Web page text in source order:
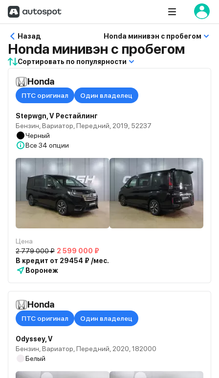
Назад Honda минивэн с пробегом
Honda минивэн с пробегом
Сортировать по популярности
Honda
ПТС оригинал Один владелец
Stepwgn, V Рестайлинг
Бензин, Вариатор, Передний, 2019, 52237
Черный
Все 34 опции
Цена
2 779 000 ₽ 2 599 000 ₽
В кредит от 29454 ₽ /мес.
Воронеж
Honda
ПТС оригинал Один владелец
Odyssey, V
Бензин, Вариатор, Передний, 2020, 182000
Белый